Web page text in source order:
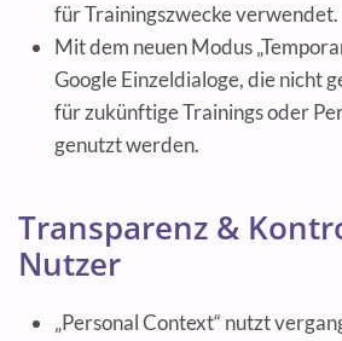
für Trainingszwecke verwendet.
Mit dem neuen Modus
Google Einzeldialoge, die nicht
für zukünftige Trainings oder
genutzt werden.
Transparenz &
Nutzer
„Personal Context“ nutzt